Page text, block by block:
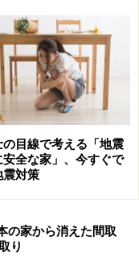
をなぞらえたもの
呼び込むと言われて
金運アップ」
の目線で考える「地震
安全な家」、今すぐで
震対策
の家から消えた間取
り